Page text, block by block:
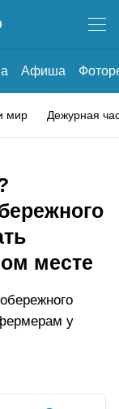
Афиша
мир Дежурная
месте
у